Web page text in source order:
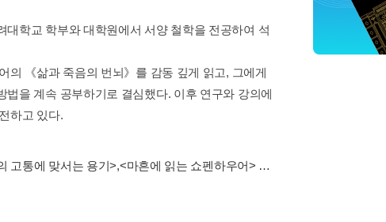
학교 학부와 대학원에서 서양 철학을 전공하여 석
의 《삶과 죽음의 번뇌》를 감동 깊게 읽고, 그에게
을 계속 공부하기로 결심했다. 이후 연구와 강의에
하고 있다.
고통에 맞서는 용기>,<마흔에 읽는 쇼펜하우어> …